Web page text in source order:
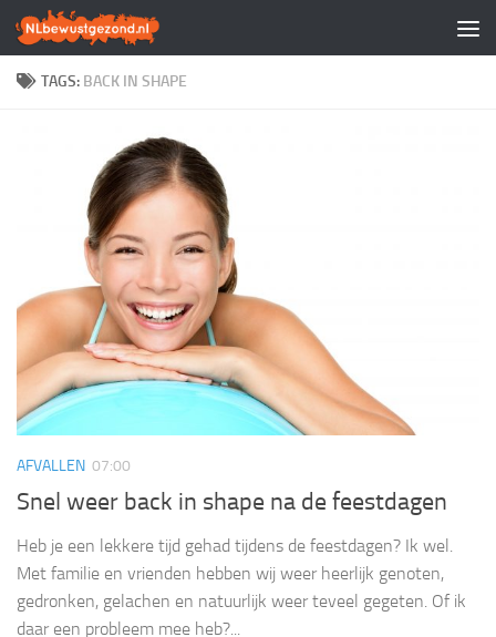
Doorgaan naar inhoud
TAGS: BACK IN SHAPE
AFVALLEN 07:00
Snel weer back in shape na de feestdagen
Heb je een lekkere tijd gehad tijdens de feestdagen? Ik wel.
Met familie en vrienden hebben wij weer heerlijk genoten,
gedronken, gelachen en natuurlijk weer teveel gegeten. Of ik
daar een probleem mee heb?...